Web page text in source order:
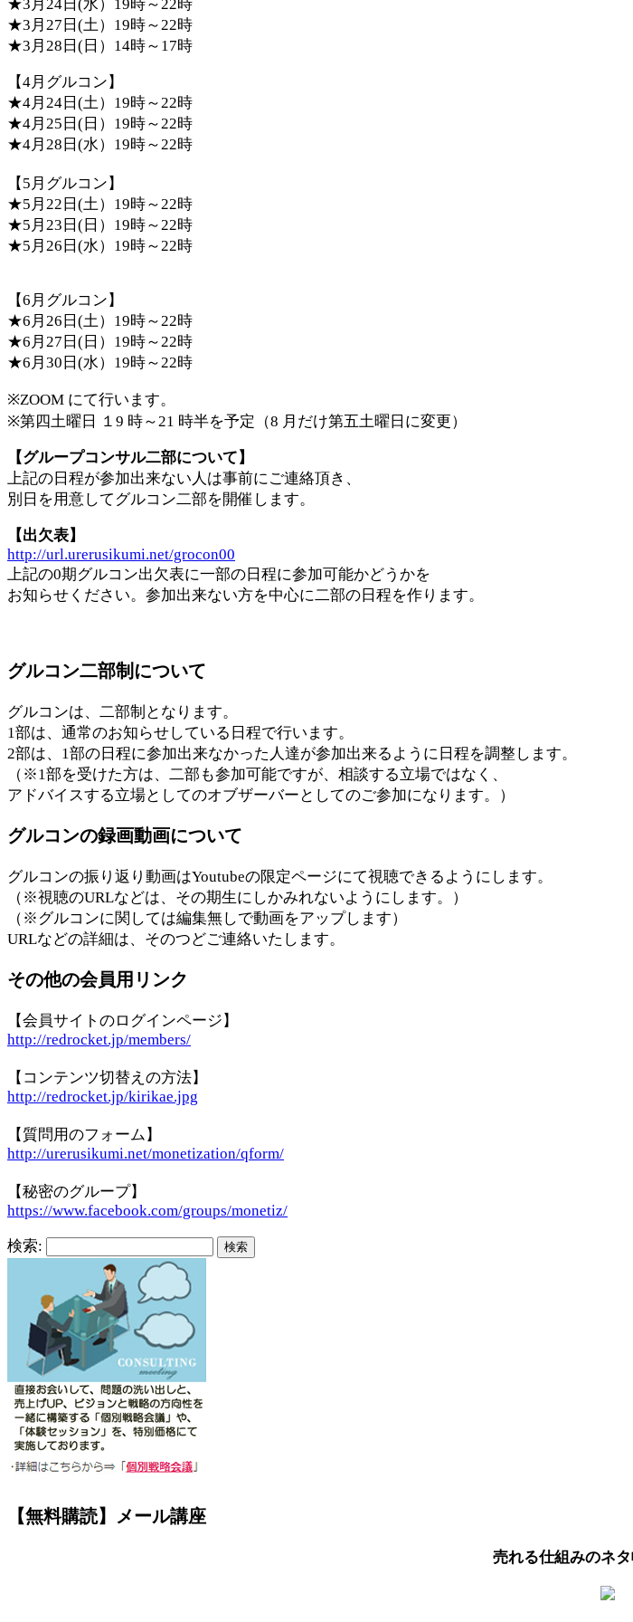
★3月24日(水）19時～22時
★3月27日(土）19時～22時
★3月28日(日）14時～17時
【4月グルコン】
★4月24日(土）19時～22時
★4月25日(日）19時～22時
★4月28日(水）19時～22時
【5月グルコン】
★5月22日(土）19時～22時
★5月23日(日）19時～22時
★5月26日(水）19時～22時
【6月グルコン】
★6月26日(土）19時～22時
★6月27日(日）19時～22時
★6月30日(水）19時～22時
※ZOOM にて行います。
※第四土曜日 １9 時～21 時半を予定（8 月だけ第五土曜日に変更）
【グループコンサル二部について】
上記の日程が参加出来ない人は事前にご連絡頂き、
別日を用意してグルコン二部を開催します。
【出欠表】
http://url.urerusikumi.net/grocon00
上記の0期グルコン出欠表に一部の日程に参加可能かどうかを
お知らせください。参加出来ない方を中心に二部の日程を作ります。
グルコン二部制について
グルコンは、二部制となります。
1部は、通常のお知らせしている日程で行います。
2部は、1部の日程に参加出来なかった人達が参加出来るように日程を調整します。
（※1部を受けた方は、二部も参加可能ですが、相談する立場ではなく、
アドバイスする立場としてのオブザーバーとしてのご参加になります。）
グルコンの録画動画について
グルコンの振り返り動画はYoutubeの限定ページにて視聴できるようにします。
（※視聴のURLなどは、その期生にしかみれないようにします。）
（※グルコンに関しては編集無しで動画をアップします）
URLなどの詳細は、そのつどご連絡いたします。
その他の会員用リンク
【会員サイトのログインページ】
http://redrocket.jp/members/
【コンテンツ切替えの方法】
http://redrocket.jp/kirikae.jpg
【質問用のフォーム】
http://urerusikumi.net/monetization/qform/
【秘密のグループ】
https://www.facebook.com/groups/monetiz/
検索:
【無料購読】メール講座
売れる仕組みのネ